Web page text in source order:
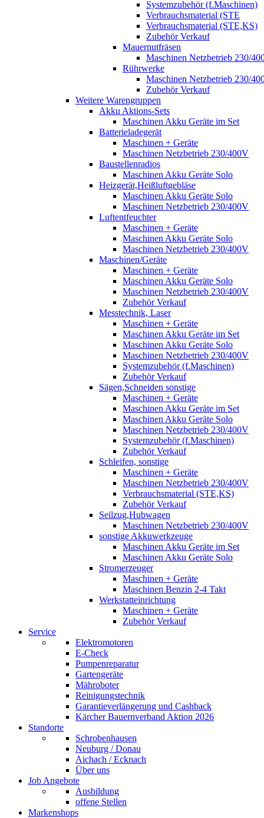
Systemzubehör (f.Maschinen)
Verbrauchsmaterial (STE
Verbrauchsmaterial (STE,KS)
Zubehör Verkauf
Mauernutfräsen
Maschinen Netzbetrieb 230/
Rührwerke
Maschinen Netzbetrieb 230/
Zubehör Verkauf
Weitere Warengruppen
Akku Aktions-Sets
Maschinen Akku Geräte im Set
Batterieladegerät
Maschinen + Geräte
Maschinen Netzbetrieb 230/400V
Baustellenradios
Maschinen Akku Geräte Solo
Heizgerät,Heißluftgebläse
Maschinen Akku Geräte Solo
Maschinen Netzbetrieb 230/400V
Luftentfeuchter
Maschinen + Geräte
Maschinen Akku Geräte Solo
Maschinen Netzbetrieb 230/400V
Maschinen/Geräte
Maschinen + Geräte
Maschinen Akku Geräte Solo
Maschinen Netzbetrieb 230/400V
Zubehör Verkauf
Messtechnik, Laser
Maschinen + Geräte
Maschinen Akku Geräte im Set
Maschinen Akku Geräte Solo
Maschinen Netzbetrieb 230/400V
Systemzubehör (f.Maschinen)
Zubehör Verkauf
Sägen,Schneiden sonstige
Maschinen + Geräte
Maschinen Akku Geräte im Set
Maschinen Akku Geräte Solo
Maschinen Netzbetrieb 230/400V
Systemzubehör (f.Maschinen)
Zubehör Verkauf
Schleifen, sonstige
Maschinen + Geräte
Maschinen Netzbetrieb 230/400V
Verbrauchsmaterial (STE,KS)
Zubehör Verkauf
Seilzug,Hubwagen
Maschinen Netzbetrieb 230/400V
sonstige Akkuwerkzeuge
Maschinen Akku Geräte im Set
Maschinen Akku Geräte Solo
Stromerzeuger
Maschinen + Geräte
Maschinen Benzin 2-4 Takt
Werkstatteinrichtung
Maschinen + Geräte
Zubehör Verkauf
Service
Elektromotoren
E-Check
Pumpenreparatur
Gartengeräte
Mähroboter
Reinigungstechnik
Garantieverlängerung und Cashback
Kärcher Bauernverband Aktion 2026
Standorte
Schrobenhausen
Neuburg / Donau
Aichach / Ecknach
Über uns
Job Angebote
Ausbildung
offene Stellen
Markenshops